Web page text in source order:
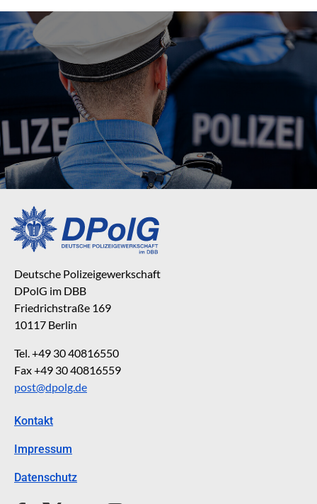
Deutsche Polizeigewerkschaft
DPolG im DBB
Friedrichstraße 169
10117 Berlin
Tel. +49 30 40816550
Fax +49 30 40816559
post@dpolg.de
Kontakt
Impressum
Datenschutz